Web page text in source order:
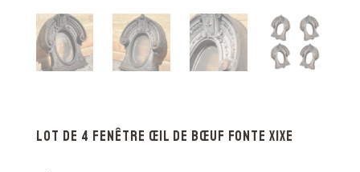
Lot de 4 Fenêtre Œil de bœuf fonte XIXe